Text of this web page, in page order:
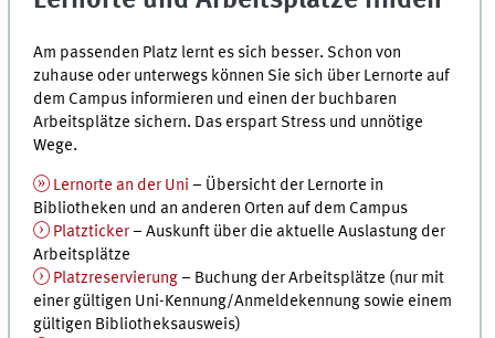
Am passenden Platz lernt es sich besser. Schon von
zuhause oder unterwegs können Sie sich über Lernorte auf
dem Campus informieren und einen der buchbaren
Arbeitsplätze sichern. Das erspart Stress und unnötige
Wege.
Lernorte an der Uni – Übersicht der Lernorte in
Bibliotheken und an anderen Orten auf dem Campus
Platzticker– Auskunft über die aktuelle Auslastung der
Arbeitsplätze
Platzreservierung– Buchung der Arbeitsplätze (nur mit
einer gültigen Uni-Kennung/Anmeldekennung sowie einem
gültigen Bibliotheksausweis)